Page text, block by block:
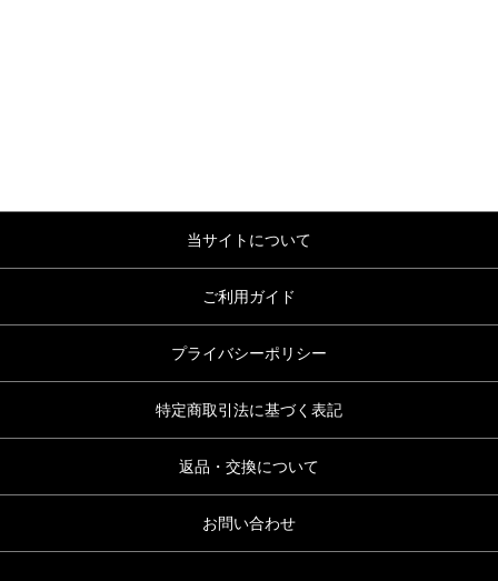
当サイトについて
ご利用ガイド
プライバシーポリシー
特定商取引法に基づく表記
返品・交換について
お問い合わせ